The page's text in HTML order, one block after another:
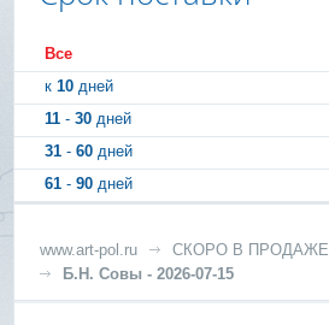
Все
к10дней
11 -30 дней
31 -60 дней
61 -90 дней
www.art-pol.ru
СКОРО В ПРОДАЖЕ
Б.Н. Совы - 2026-07-15